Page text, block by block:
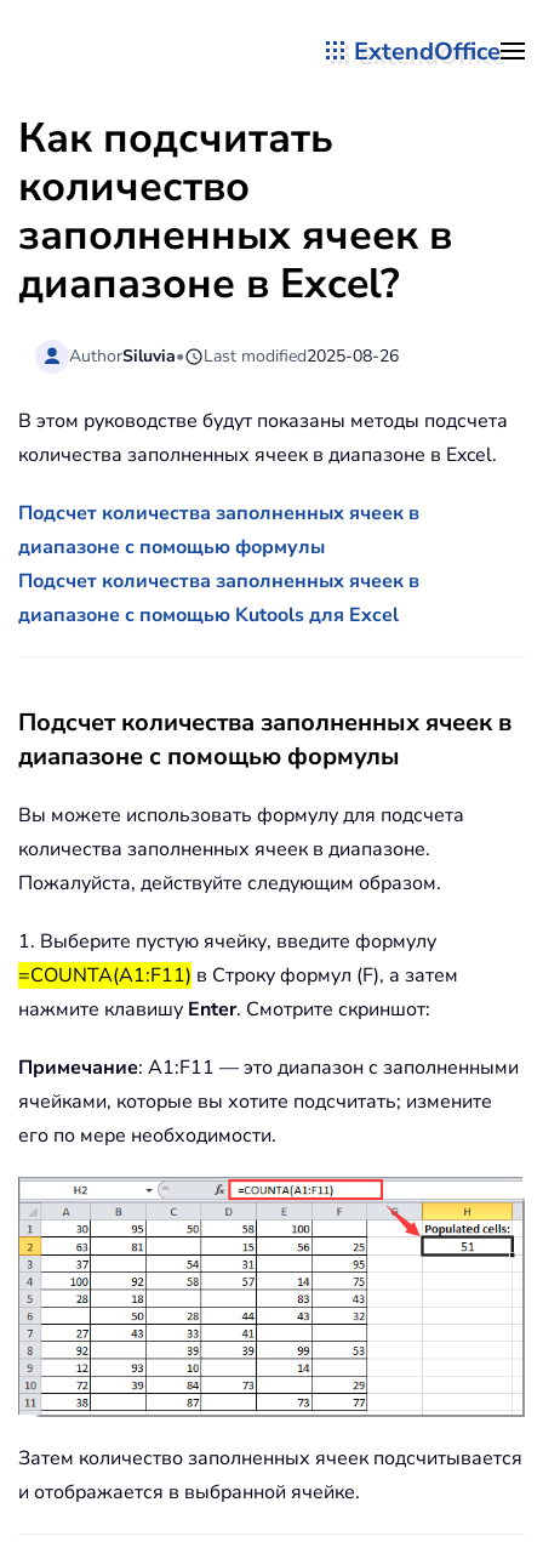
ExtendOffice
Как подсчитать
количество
заполненных ячеек в
диапазоне в Excel?
AuthorSiluvia• Last modified2025-08-26
В этом руководстве будут показаны методы подсчета
количества заполненных ячеек в диапазоне в Excel.
Подсчет количества заполненных ячеек в
диапазоне с помощью формулы
Подсчет количества заполненных ячеек в
диапазоне с помощью Kutools для Excel
Подсчет количества заполненных ячеек в
диапазоне с помощью формулы
Вы можете использовать формулу для подсчета
количества заполненных ячеек в диапазоне.
Пожалуйста, действуйте следующим образом.
1. Выберите пустую ячейку, введите формулу
=COUNTA(A1:F11) в Строку формул (F), а затем
нажмите клавишу Enter. Смотрите скриншот:
Примечание: A1:F11 — это диапазон с заполненными
ячейками, которые вы хотите подсчитать; измените
его по мере необходимости.
Затем количество заполненных ячеек подсчитывается
и отображается в выбранной ячейке.